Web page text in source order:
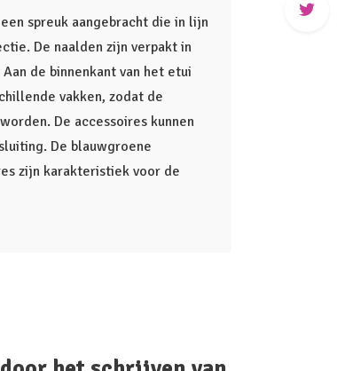
spreuk aangebracht die in lijn
De naalden zijn verpakt in
de binnenkant van het etui
vakken, zodat de
De accessoires kunnen
De blauwgroene
zijn karakteristiek voor de